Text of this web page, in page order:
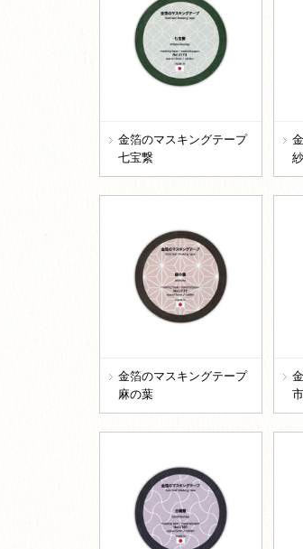
金箔のマスキングテープ
七宝繋
金箔のマスキングテープ
麻の葉